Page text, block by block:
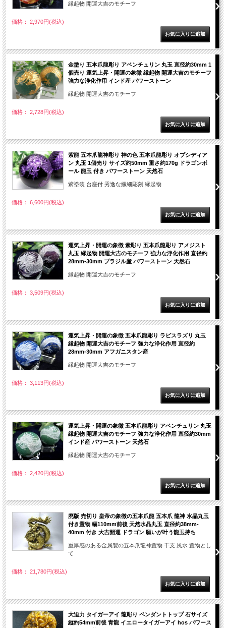
縁起物 開運大吉のモチーフ
価格： 2,970円(税込)
金塗り 五本爪龍彫り アベンチュリン 丸玉 直径約30mm 1
個売り 運気上昇・開運の象徴 縁起物 開運大吉のモチーフ
強力な浄化作用 インド産 パワーストーン
縁起物 開運大吉のモチーフ
価格： 2,728円(税込)
紫龍 五本爪龍神彫り 神の色 五本爪龍彫り オブシディア
ン 丸玉 1個売り サイズ約50mm 重さ約170g ドラゴンボ
ール 龍玉 付き パワーストーン 天然石
紫塗装 台座付 秀逸な繊細彫刻 縁起物
価格： 6,600円(税込)
運気上昇・開運の象徴 素彫り 五本爪龍彫り アメジスト
丸玉 縁起物 開運大吉のモチーフ 強力な浄化作用 直径約
28mm-30mm ブラジル産 パワーストーン 天然石
縁起物 開運大吉のモチーフ
価格： 3,509円(税込)
運気上昇・開運の象徴 五本爪龍彫り ラピスラズリ 丸玉
縁起物 開運大吉のモチーフ 強力な浄化作用 直径約
28mm-30mm アフガニスタン産
縁起物 開運大吉のモチーフ
価格： 3,113円(税込)
運気上昇・開運の象徴 五本爪龍彫り アベンチュリン 丸玉
縁起物 開運大吉のモチーフ 強力な浄化作用 直径約30mm
インド産 パワーストーン 天然石
縁起物 開運大吉のモチーフ
価格： 2,420円(税込)
廃版 売切り 皇帝の象徴の五本爪龍 五本爪 龍神 水晶丸玉
付き置物 幅110mm前後 天然水晶丸玉 直径約38mm-
40mm 付き 大吉開運 ドラゴン 願いが叶う龍玉持ち
重厚感のある金属製の五本爪龍神置物 干支 風水 置物とし
て
価格： 21,780円(税込)
大迫力 タイガーアイ 龍彫り ペンダントトップ 石サイズ
縦約54mm前後 青龍 イエロータイガーアイ hos パワース